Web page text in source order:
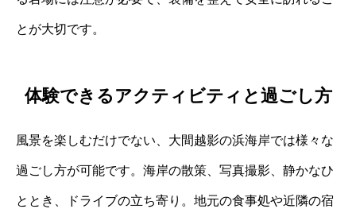
とが大切です。
体験できるアクティビティと過ごし方
風景を楽しむだけでない、大間越影の浜海岸では様々な
過ごし方が可能です。海岸の散策、写真撮影、静かなひ
ととき、ドライブの立ち寄り。地元の食事処や近隣の宿